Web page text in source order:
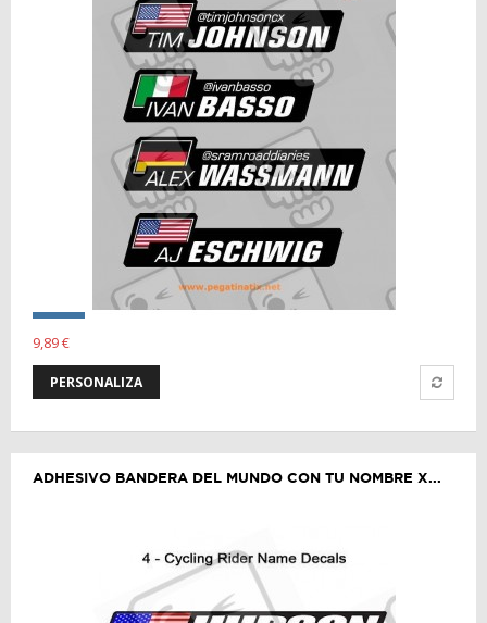
9,89 €
PERSONALIZA
ADHESIVO BANDERA DEL MUNDO CON TU NOMBRE X...